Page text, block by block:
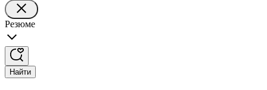
Резюме
Найти